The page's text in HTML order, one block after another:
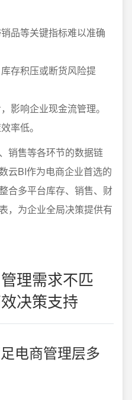
品等关键指标难以准确
存积压或断货风险提
影响企业现金流管理。
率低。
销售等各环节的数据链
云BI作为电商企业首选的
合多平台库存、销售、财
，为企业全局决策提供有
理需求不匹
决策支持
电商管理层多